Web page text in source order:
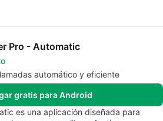
Pro - Automatic
automático y eficiente
gratis para Android
es una aplicación diseñada para